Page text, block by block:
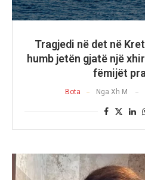
Tragjedi në det në
humb jetën gjatë një
fëmijët
Bota Nga Xh M